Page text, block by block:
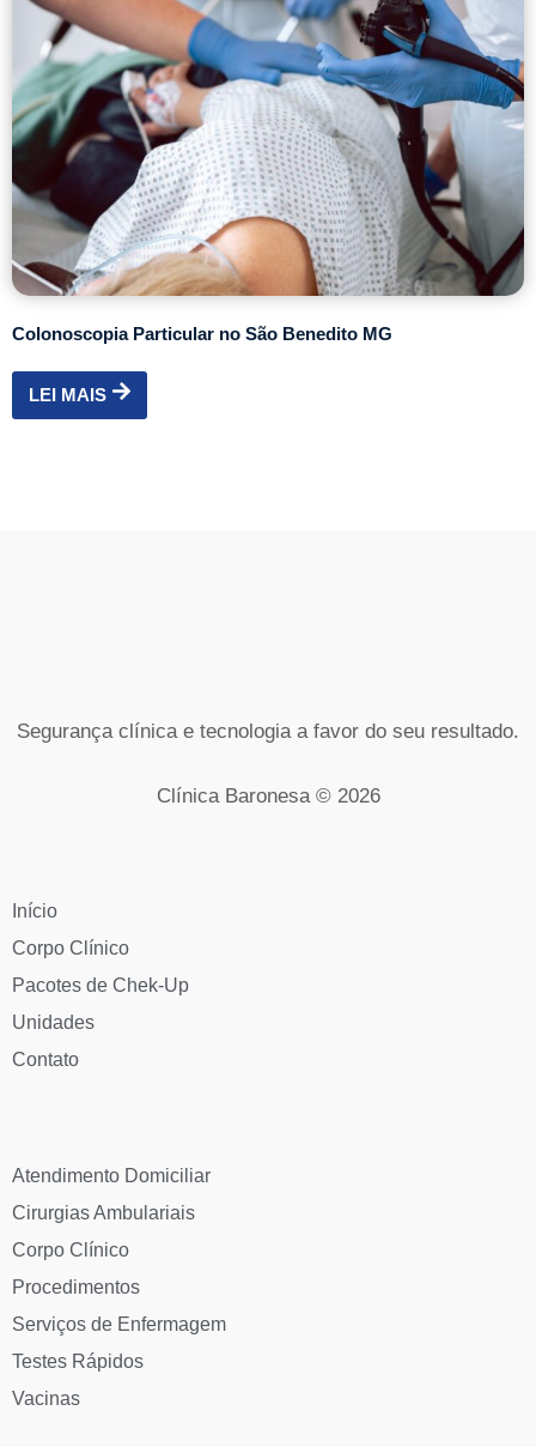
Colonoscopia Particular no São Benedito MG
LEI MAIS
Segurança clínica e tecnologia a favor do seu resultado.
Clínica Baronesa © 2026
Início
Corpo Clínico
Pacotes de Chek-Up
Unidades
Contato
Atendimento Domiciliar
Cirurgias Ambulariais
Corpo Clínico
Procedimentos
Serviços de Enfermagem
Testes Rápidos
Vacinas